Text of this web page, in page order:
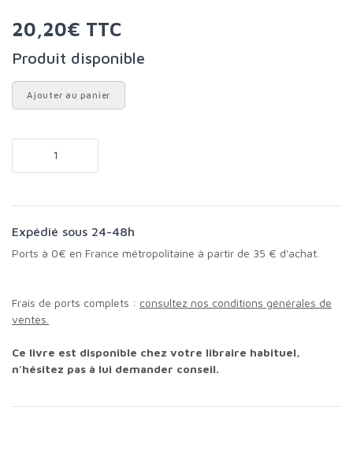
20,20€ TTC
Produit disponible
Ajouter au panier
Expédié sous 24-48h
Ports à 0€ en France métropolitaine à partir de 35 € d'achat.
Frais de ports complets : consultez nos conditions générales de
ventes.
Ce livre est disponible chez votre libraire habituel,
n'hésitez pas à lui demander conseil.